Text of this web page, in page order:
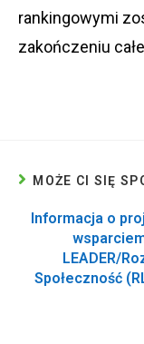
rankingowymi
zakończeniu
MOŻE CI SIĘ
Informacja o
LEADER/
Społeczność